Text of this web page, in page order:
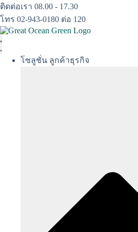
Skip
to
content
ติดต่อเรา 08.00 - 17.30
โทร 02-943-0180 ต่อ 120
โซลูชั่น ลูกค้าธุรกิจ